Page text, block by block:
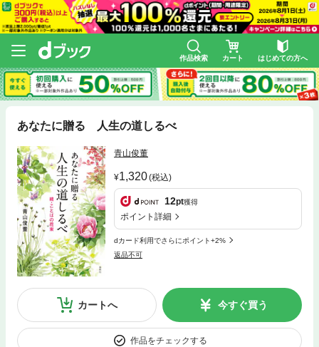
作品検索 カート はじめての方へ
あなたに贈る 人生の道しるべ
青山俊董
1,320(税込)
12pt獲得
ポイント詳細
dカード利用でさらにポイント+2%
返品不可
カートへ 今すぐ買う
作品をチェックする